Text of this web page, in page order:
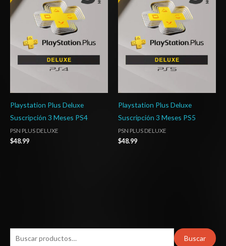
Buscar
Playstation Plus Deluxe
Suscripción 3 Meses PS4
PSN PLUS DELUXE
$48.99
Playstation Plus Deluxe
Suscripción 3 Meses PS5
PSN PLUS DELUXE
$48.99